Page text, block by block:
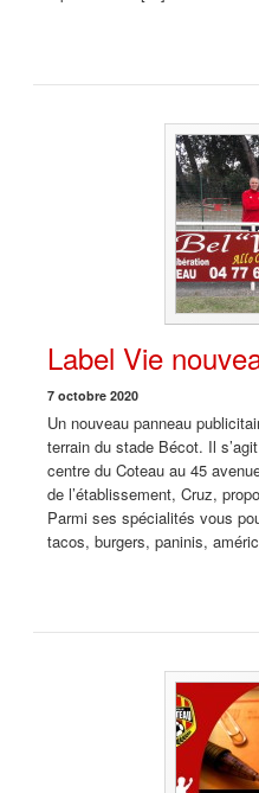
Label Vie
7 octobre 2020
Un nouveau panneau
terrain du stade Bécot. Il
centre du Coteau au 45
de l’établissement, Cruz,
Parmi ses spécialités vous
tacos, burgers, paninis,